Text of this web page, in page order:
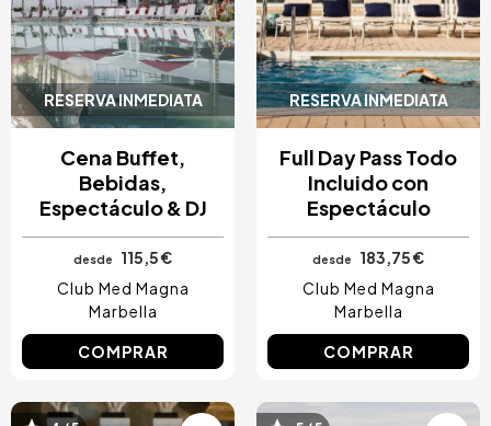
RESERVA INMEDIATA
Cena Buffet,
Bebidas,
Espectáculo & DJ
desde
115,5 €
Club Med Magna
Marbella
COMPRAR
RESERVA INMEDIATA
Full Day Pass Todo
Incluido con
Espectáculo
desde
183,75 €
Club Med Magna
Marbella
COMPRAR